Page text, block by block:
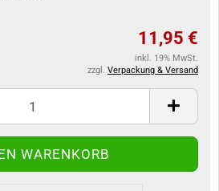
11,95 €
inkl. 19% MwSt.
zzgl. Verpackung & Versand